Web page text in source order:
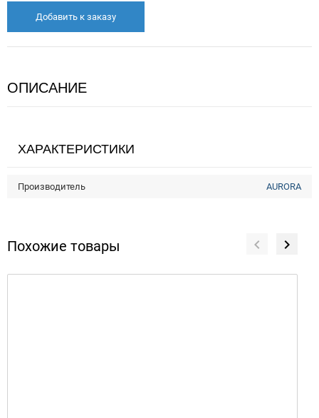
Добавить к заказу
ОПИСАНИЕ
ХАРАКТЕРИСТИКИ
Производитель AURORA
Похожие товары